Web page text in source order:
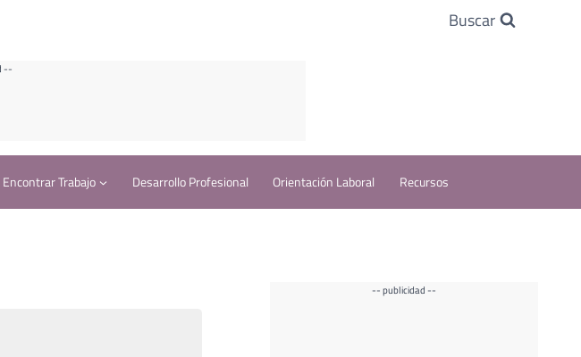
Buscar
--
Encontrar Trabajo Desarrollo Profesional Orientación Laboral Recursos
-- publicidad --